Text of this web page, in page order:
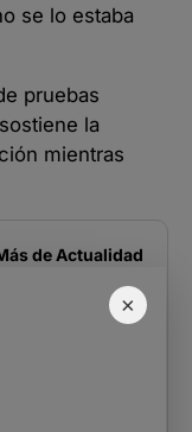
×
se lo estaba
pruebas
la
mientras
de Actualidad